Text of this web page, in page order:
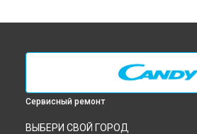
Сервисный ремонт
ВЫБЕРИ СВОЙ ГОРОД